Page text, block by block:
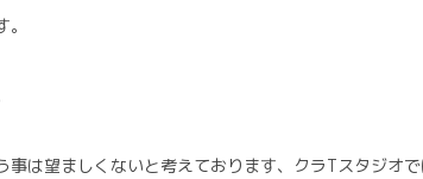
は望ましくないと考えております、クラTスタジオ